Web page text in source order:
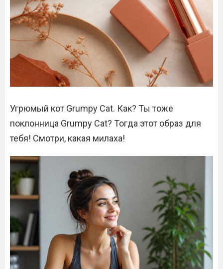
Угрюмый кот Grumpy Cat. Как? Ты тоже
поклонница Grumpy Cat? Тогда этот образ для
тебя! Смотри, какая милаха!